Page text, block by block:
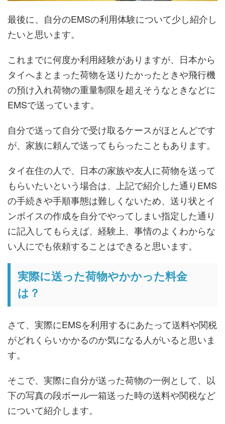
最後に、自分のEMSの利用体験について少し紹介し
たいと思います。
これまでに何度か利用経験がありますが、日本から
タイへまとまった荷物を送りたかったときや飛行機
の預け入れ荷物の重量制限を超えそうなときなどに
EMSで送っています。
自分で送って自分で受け取るケースがほとんどです
が、家族に頼んで送ってもらったこともあります。
タイ在住の人で、日本の家族や友人に荷物を送って
もらいたいという場合は、上記で紹介した通りEMS
の手続きや手順事態は難しくないため、送り状とイ
ンボイスの作成を自分でやってしまい指定した通り
に記入してもらえば、経験上、事情のよくわからな
い人にでも依頼することはできると思います。
実際に送った荷物やかかった料金
は？
さて、実際にEMSを利用するにあたって送料や関税
がどれくらいかかるのか気になる人がいると思いま
す。
そこで、実際に自分が送った荷物の一例として、以
下の写真の段ボール一箱送った時の送料や関税など
について紹介します。